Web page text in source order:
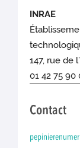
INRAE
147, rue de
01 42 75 90
Contact